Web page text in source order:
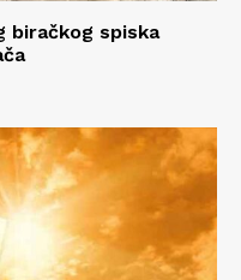
biračkog spiska